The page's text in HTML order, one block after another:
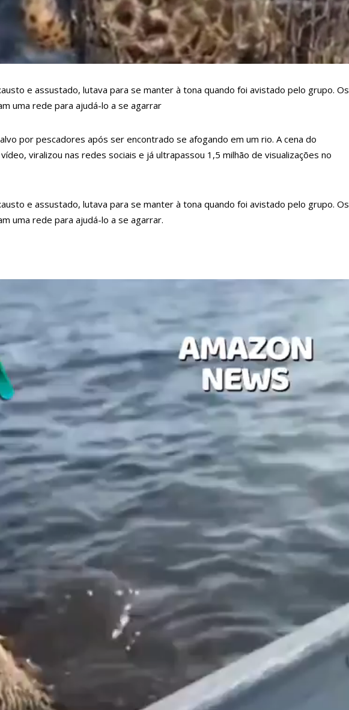
09:06 David Almeida desce de carro na Boulevard e reafirma apoio para Hissa Abrahão:
‘meu deputado federal’
13:31 A Vitória Do Empreendedorismo
09:04 BOMBA! Pastor é coagido por sistema político da Ieadam para adesivar seu veículo
15:00 Com a família, Israel Carvalho participa de ato pró-Brasil neste 07 de setembro
Hissa Abrahão critica decisão de Barroso sobre piso salarial de enfermeiros
12:51
Hissa Abrahão dispara e deve ser o primeiro no Avante à Câmara Federal
Hissa Abrahão fala em oportunidades para feirantes no Eldorado
22:45 Hissa Abrahão tem candidatura deferida pela Justiça Eleitoral
20:33 Hissa Abrahão pede aos eleitores que compareçam às urnas
10:39 Tecnologia 5G: Sinal em Manaus será ativado até novembro deste ano
10:32 Vacinação contra Covid-19 acontece em 12 postos neste sábado em Manaus
18:03 Bolsistas do Prouni começam a receber hoje auxílio de R$ 400
Pesquisa aponta que tecnologia pode ajudar na melhoria da qualidade das escolas
20:07
Amazonino pretende transforma o estado em um canteiro de obras para combater
desemprego? fome e miséria
19:46 Viviane Lima é aposta do MDB para ser deputada federal do Amazonas
e assustado, lutava para se manter à tona quando foi avistado pelo grupo. Os
uma rede para ajudá-lo a se agarrar
por pescadores após ser encontrado se afogando em um rio. A cena do
viralizou nas redes sociais e já ultrapassou 1,5 milhão de visualizações no
e assustado, lutava para se manter à tona quando foi avistado pelo grupo. Os
uma rede para ajudá-lo a se agarrar.